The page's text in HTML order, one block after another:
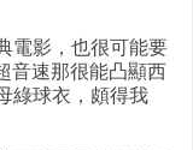
電影，也很可能要
音速那很能凸顯西
綠球衣，頗得我